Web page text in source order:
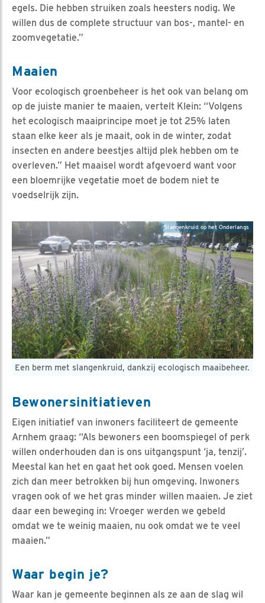
egels. Die hebben struiken zoals heesters nodig. We
willen dus de complete structuur van bos-, mantel- en
zoomvegetatie.”
Maaien
Voor ecologisch groenbeheer is het ook van belang om
op de juiste manier te maaien, vertelt Klein: “Volgens
het ecologisch maaiprincipe moet je tot 25% laten
staan elke keer als je maait, ook in de winter, zodat
insecten en andere beestjes altijd plek hebben om te
overleven.” Het maaisel wordt afgevoerd want voor
een bloemrijke vegetatie moet de bodem niet te
voedselrijk zijn.
Een berm met slangenkruid, dankzij ecologisch maaibeheer.
Slangenkruid op het Onderlangs
Bewonersinitiatieven
Eigen initiatief van inwoners faciliteert de gemeente
Arnhem graag: “Als bewoners een boomspiegel of perk
willen onderhouden dan is ons uitgangspunt ‘ja, tenzij’.
Meestal kan het en gaat het ook goed. Mensen voelen
zich dan meer betrokken bij hun omgeving. Inwoners
vragen ook of we het gras minder willen maaien. Je ziet
daar een beweging in: Vroeger werden we gebeld
omdat we te weinig maaien, nu ook omdat we te veel
maaien.”
Waar begin je?
Waar kan je gemeente beginnen als ze aan de slag wil